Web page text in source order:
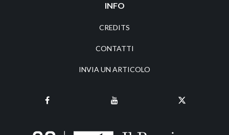
INFO
CREDITS
CONTATTI
INVIA UN ARTICOLO